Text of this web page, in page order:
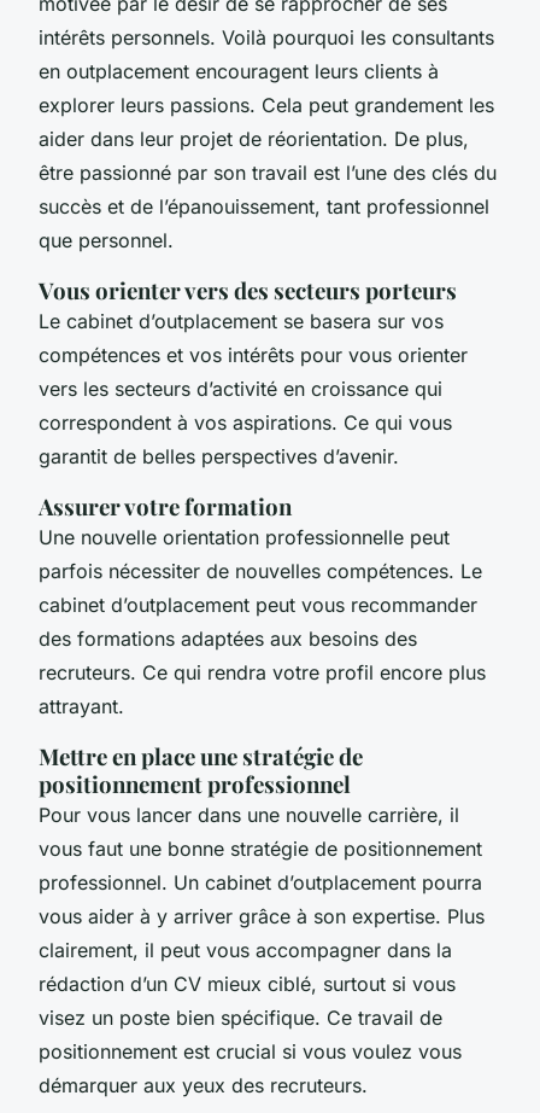
intérêts personnels. Voilà pourquoi les consultants
en outplacement encouragent leurs clients à
explorer leurs passions. Cela peut grandement les
aider dans leur projet de réorientation. De plus,
être passionné par son travail est l’une des clés du
succès et de l’épanouissement, tant professionnel
que personnel.
Vous orienter vers des secteurs porteurs
Le cabinet d’outplacement se basera sur vos
compétences et vos intérêts pour vous orienter
vers les secteurs d’activité en croissance qui
correspondent à vos aspirations. Ce qui vous
garantit de belles perspectives d’avenir.
Assurer votre formation
Une nouvelle orientation professionnelle peut
parfois nécessiter de nouvelles compétences. Le
cabinet d’outplacement peut vous recommander
des formations adaptées aux besoins des
recruteurs. Ce qui rendra votre profil encore plus
attrayant.
Mettre en place une stratégie de
positionnement professionnel
Pour vous lancer dans une nouvelle carrière, il
vous faut une bonne stratégie de positionnement
professionnel. Un cabinet d’outplacement pourra
vous aider à y arriver grâce à son expertise. Plus
clairement, il peut vous accompagner dans la
rédaction d’un CV mieux ciblé, surtout si vous
visez un poste bien spécifique. Ce travail de
positionnement est crucial si vous voulez vous
démarquer aux yeux des recruteurs.